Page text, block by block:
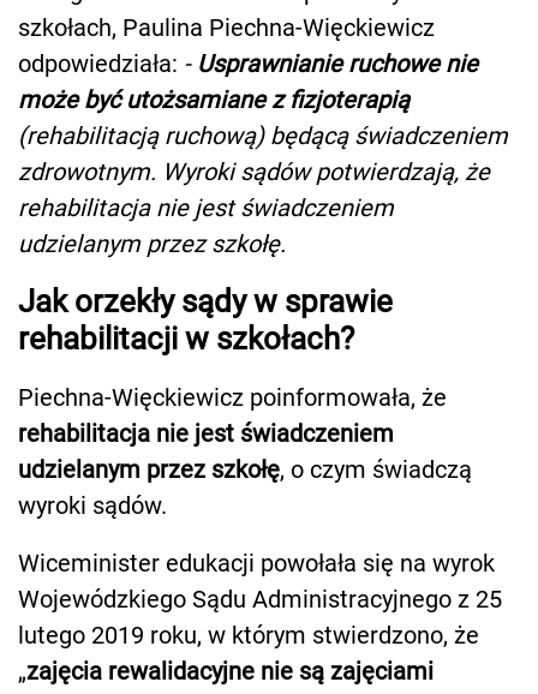
szkołach, Paulina Piechna-Więckiewicz
odpowiedziała: - Usprawnianie ruchowe nie
może być utożsamiane z fizjoterapią
(rehabilitacją ruchową) będącą świadczeniem
zdrowotnym. Wyroki sądów potwierdzają, że
rehabilitacja nie jest świadczeniem
udzielanym przez szkołę.
Jak orzekły sądy w sprawie
rehabilitacji w szkołach?
Piechna-Więckiewicz poinformowała, że
rehabilitacja nie jest świadczeniem
udzielanym przez szkołę, o czym świadczą
wyroki sądów.
Wiceminister edukacji powołała się na wyrok
Wojewódzkiego Sądu Administracyjnego z 25
lutego 2019 roku, w którym stwierdzono, że
„zajęcia rewalidacyjne nie są zajęciami